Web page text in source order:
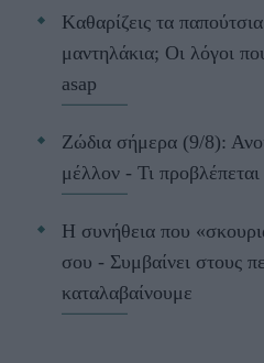
Kαθαρίζεις τα
μαντηλάκια; Οι λόγοι
asap
Ζώδια σήμερα (9/8):
μέλλον - Τι προβλέπεται
Η συνήθεια που
σου - Συμβαίνει στους
καταλαβαίνουμε